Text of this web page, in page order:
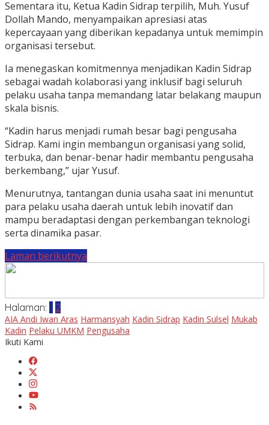
Sementara itu, Ketua Kadin Sidrap terpilih, Muh. Yusuf
Dollah Mando, menyampaikan apresiasi atas
kepercayaan yang diberikan kepadanya untuk memimpin
organisasi tersebut.
Ia menegaskan komitmennya menjadikan Kadin Sidrap
sebagai wadah kolaborasi yang inklusif bagi seluruh
pelaku usaha tanpa memandang latar belakang maupun
skala bisnis.
“Kadin harus menjadi rumah besar bagi pengusaha
Sidrap. Kami ingin membangun organisasi yang solid,
terbuka, dan benar-benar hadir membantu pengusaha
berkembang,” ujar Yusuf.
Menurutnya, tantangan dunia usaha saat ini menuntut
para pelaku usaha daerah untuk lebih inovatif dan
mampu beradaptasi dengan perkembangan teknologi
serta dinamika pasar.
Laman berikutnya
Halaman: 1 2
AIA Andi Iwan Aras Harmansyah Kadin Sidrap Kadin Sulsel Mukab
Kadin Pelaku UMKM Pengusaha
Ikuti Kami